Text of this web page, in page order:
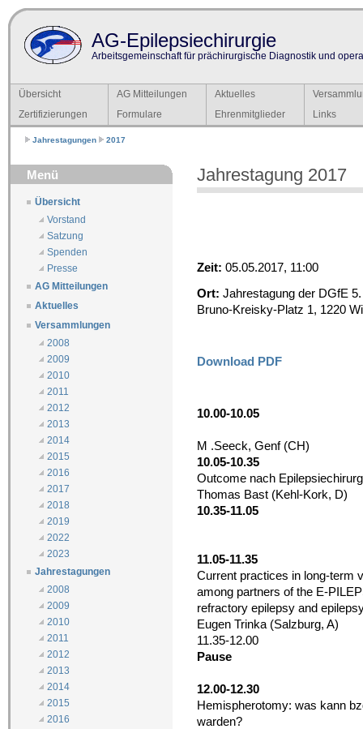
AG-Epilepsiechirurgie
Arbeitsgemeinschaft für prächirurgische Diagnostik und
Übersicht AG Mitteilungen Aktuelles
Zertifizierungen
Formulare Ehrenmitglieder Links
Jahrestagungen 2017
Menü
Übersicht
Vorstand
Satzung
Spenden
Presse
AG Mitteilungen
Aktuelles
Versammlungen
2008
2009
2010
2011
2012
2013
2014
2015
2016
2017
2018
2019
2022
2023
Jahrestagungen
2008
2009
2010
2011
2012
2013
2014
2015
2016
Jahrestagung 2017
Zeit: 05.05.2017, 11:00
Ort: Jahrestagung der DGfE
Bruno-Kreisky-Platz 1, 1220
Download PDF
10.00-10.05
M .Seeck, Genf (CH)
10.05-10.35
Outcome nach
Thomas Bast (Kehl-Kork, D)
10.35-11.05
11.05-11.35
Current practices in long-term
among partners of the E-
refractory epilepsy and
Eugen Trinka (Salzburg, A)
11.35-12.00
Pause
12.00-12.30
Hemispherotomy: was kann
warden?